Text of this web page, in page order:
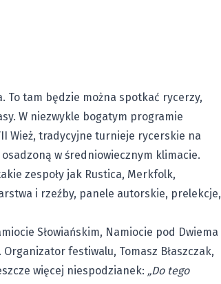
To tam będzie można spotkać rycerzy,
W niezwykle bogatym programie
Wież, tradycyjne turnieje rycerskie na
osadzoną w średniowiecznym klimacie.
zespoły jak Rustica, Merkfolk,
i rzeźby, panele autorskie, prelekcje,
Słowiańskim, Namiocie pod Dwiema
festiwalu, Tomasz Błaszczak,
więcej niespodzianek: „Do tego